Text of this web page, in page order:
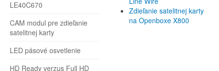
LE40C670
CAM modul pre zdieľanie
satelitnej karty
LED pásové osvetlenie
HD Ready verzus Full HD
Zdieľanie satelitnej karty
na Openboxe X800